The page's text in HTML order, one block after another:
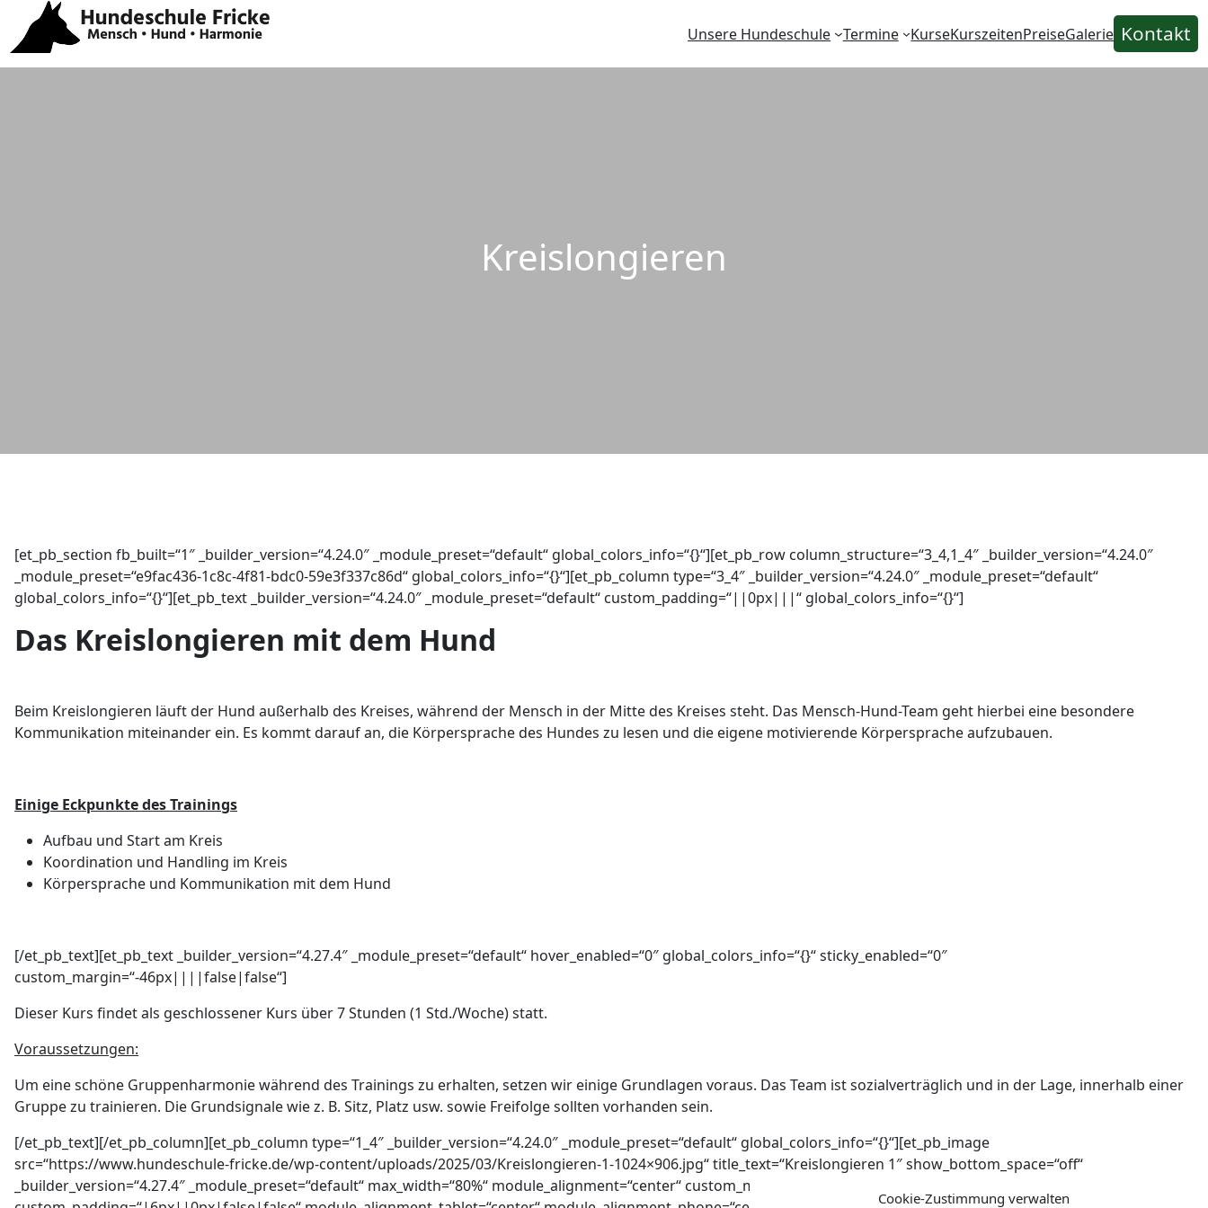
Cookie-Zustimmung verwalten
Unsere Hundeschule Termine KurseKurszeitenPreiseGalerie Kontakt
Kreislongieren
[et_pb_section fb_built=“1″ _builder_version=“4.24.0″ _module_preset=“default“ global_colors_info=“{}“][et_pb_row column_structure=“3_4,1_4″ _builder_version=“4.24.0″
_module_preset=“e9fac436-1c8c-4f81-bdc0-59e3f337c86d“ global_colors_info=“{}“][et_pb_column type=“3_4″ _builder_version=“4.24.0″ _module_preset=“default“
global_colors_info=“{}“][et_pb_text _builder_version=“4.24.0″ _module_preset=“default“ custom_padding=“||0px|||“ global_colors_info=“{}“]
Das Kreislongieren mit dem Hund
Beim Kreislongieren läuft der Hund außerhalb des Kreises, während der Mensch in der Mitte des Kreises steht. Das Mensch-Hund-Team geht hierbei eine besondere
Kommunikation miteinander ein. Es kommt darauf an, die Körpersprache des Hundes zu lesen und die eigene motivierende Körpersprache aufzubauen.
Einige Eckpunkte des Trainings
Aufbau und Start am Kreis
Koordination und Handling im Kreis
Körpersprache und Kommunikation mit dem Hund
[/et_pb_text][et_pb_text _builder_version=“4.27.4″ _module_preset=“default“ hover_enabled=“0″ global_colors_info=“{}“ sticky_enabled=“0″
custom_margin=“-46px||||false|false“]
Dieser Kurs findet als geschlossener Kurs über 7 Stunden (1 Std./Woche) statt.
Voraussetzungen:
Um eine schöne Gruppenharmonie während des Trainings zu erhalten, setzen wir einige Grundlagen voraus. Das Team ist sozialverträglich und in der Lage, innerhalb einer
Gruppe zu trainieren. Die Grundsignale wie z. B. Sitz, Platz usw. sowie Freifolge sollten vorhanden sein.
[/et_pb_text][/et_pb_column][et_pb_column type=“1_4″ _builder_version=“4.24.0″ _module_preset=“default“ global_colors_info=“{}“][et_pb_image
src=“https://www.hundeschule-fricke.de/wp-content/uploads/2025/03/Kreislongieren-1-1024×906.jpg“ title_text=“Kreislongieren 1″ show_bottom_space=“off“
_builder_version=“4.27.4″ _module_preset=“default“ max_width=“80%“ module_alignment=“center“ custom_margin=“-6px|23px||23px|false|true“